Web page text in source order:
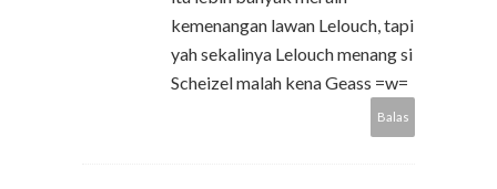
kemenangan lawan Lelouch, tapi
yah sekalinya Lelouch menang si
Scheizel malah kena Geass =w=
Balas